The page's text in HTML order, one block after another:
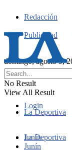
Redacción
Publicidad
domingo, agosto 9,
Login
No Result
View All Result
La Deportiva
Junín
La Deportiva
Junín